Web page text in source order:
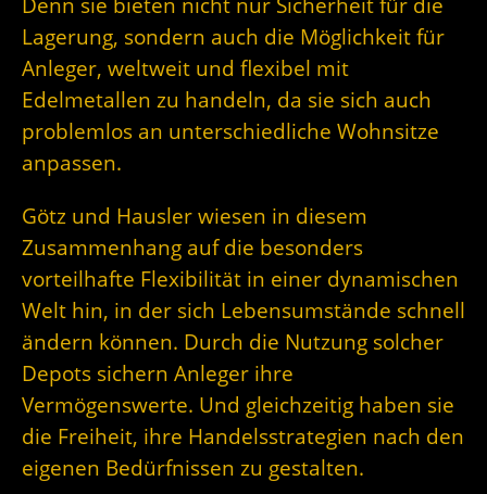
Lagerung, sondern auch die Möglichkeit für
Anleger, weltweit und flexibel mit
Edelmetallen zu handeln, da sie sich auch
problemlos an unterschiedliche Wohnsitze
anpassen.
Götz und Hausler wiesen in diesem
Zusammenhang auf die besonders
vorteilhafte Flexibilität in einer dynamischen
Welt hin, in der sich Lebensumstände schnell
ändern können. Durch die Nutzung solcher
Depots sichern Anleger ihre
Vermögenswerte. Und gleichzeitig haben sie
die Freiheit, ihre Handelsstrategien nach den
eigenen Bedürfnissen zu gestalten.